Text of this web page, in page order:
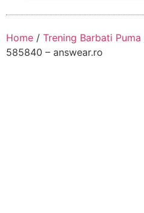
Home / Trening Barbati Puma
585840 – answear.ro